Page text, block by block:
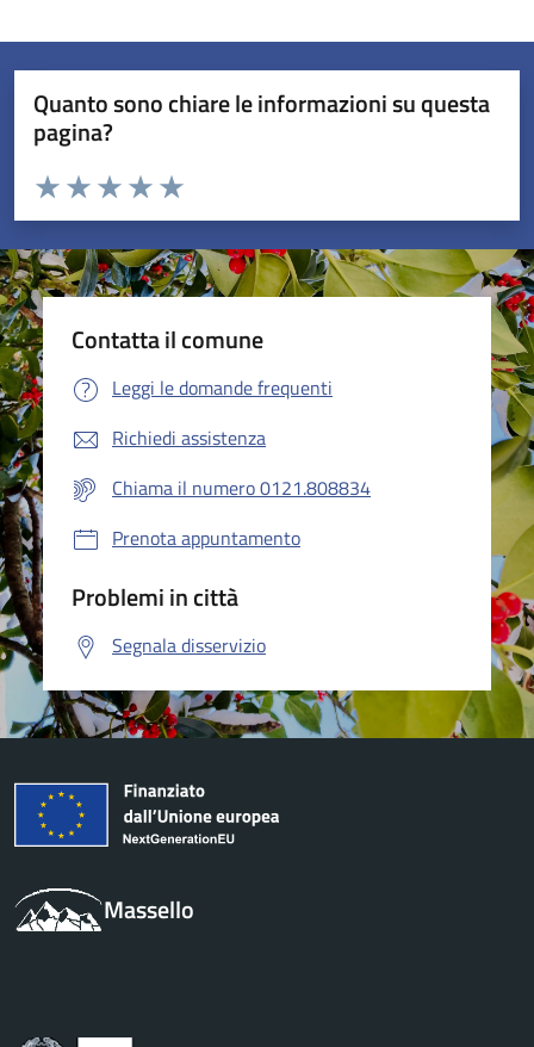
Quanto sono chiare le informazioni su questa
pagina?
Valuta da 1 a 5 stelle la pagina
Valuta 5 stelle su 5
Valuta 4 stelle su 5
Valuta 3 stelle su 5
Valuta 2 stelle su 5
Valuta 1 stelle su 5
Contatta il comune
Leggi le domande frequenti
Richiedi assistenza
Chiama il numero 0121.808834
Prenota appuntamento
Problemi in città
Segnala disservizio
Massello